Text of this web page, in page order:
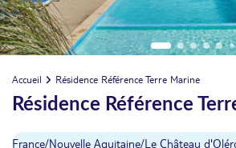
Accueil Résidence Référence Terre Marine
Résidence Référence
France/Nouvelle Aquitaine/Le Château